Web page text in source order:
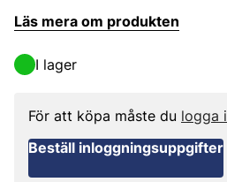
Läs mera om produkten
I lager
För att köpa måste du logga
Beställ inloggningsuppgifter